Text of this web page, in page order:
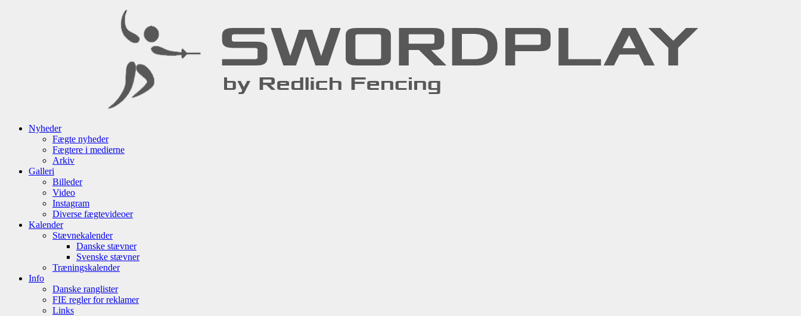
Nyheder
Fægte nyheder
Fægtere i medierne
Arkiv
Galleri
Billeder
Video
Instagram
Diverse fægtevideoer
Kalender
Stævnekalender
Danske stævner
Svenske stævner
Træningskalender
Info
Danske ranglister
FIE regler for reklamer
Links